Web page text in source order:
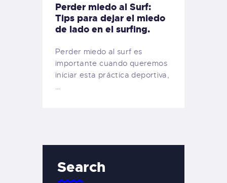
Perder miedo al Surf:
Tips para dejar el miedo
de lado en el surfing.
Perder miedo al surf es
importante cuando queremos
iniciar esta práctica deportiva,
…
Search